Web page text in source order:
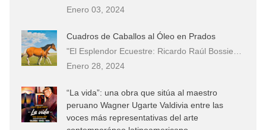
Enero 03, 2024
Cuadros de Caballos al Óleo en Prados
"El Esplendor Ecuestre: Ricardo Raúl Bossie…
Enero 28, 2024
“La vida”: una obra que sitúa al maestro
peruano Wagner Ugarte Valdivia entre las
voces más representativas del arte